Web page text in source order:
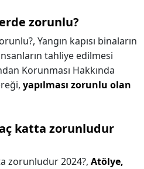
zorunlu?
Yangın kapısı binaların
tahliye edilmesi
Korunması Hakkında
yapılması zorunlu olan
katta zorunludur
zorunludur 2024?, Atölye,